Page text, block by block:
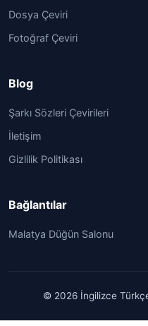
Dosya Çeviri
Fotoğraf Çeviri
Blog
Şarkı Sözleri Çevirileri
İletişim
Gizlilik Politikası
Bağlantılar
Malatya Düğün Salonu
© 2026 İngilizce Türkçe